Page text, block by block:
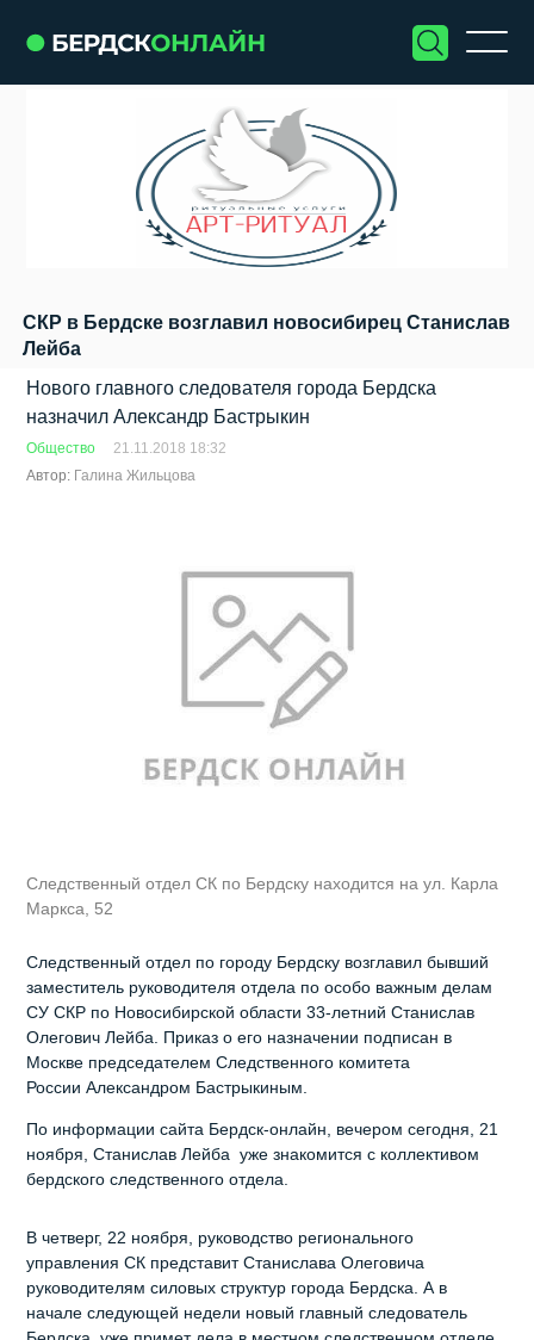
СКР в Бердске возглавил новосибирец Станислав
Лейба
Нового главного следователя города Бердска
назначил Александр Бастрыкин
Общество
21.11.2018 18:32
Автор: Галина Жильцова
Следственный отдел СК по Бердску находится на ул. Карла
Маркса, 52
Следственный отдел по городу Бердску возглавил бывший
заместитель руководителя отдела по особо важным делам
СУ СКР по Новосибирской области 33-летний Станислав
Олегович Лейба. Приказ о его назначении подписан в
Москве председателем Следственного комитета
России Александром Бастрыкиным.
По информации сайта Бердск-онлайн, вечером сегодня, 21
ноября, Станислав Лейба уже знакомится с коллективом
бердского следственного отдела.
В четверг, 22 ноября, руководство регионального
управления СК представит Станислава Олеговича
руководителям силовых структур города Бердска. А в
начале следующей недели новый главный следователь